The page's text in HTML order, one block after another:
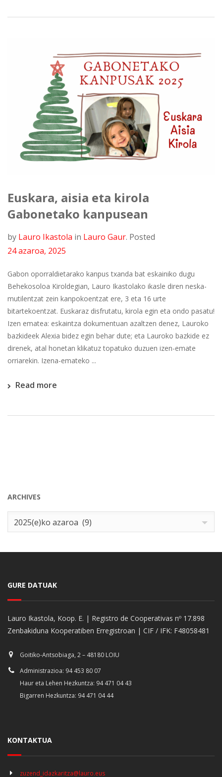
Euskara, aisia eta kirola
Gabonetako kanpusean
by Lauro Ikastola in Lauro Gaur. Posted
24 azaroa, 2025
Gabon oporraldietarako kanpus txanda bat eskainiko dugu
Behekosoloa Kiroldegian, Lauro Ikastolako ikasle diren neska-
mutilentzat zein kanpokoentzat ere, 3 eta 16 urte
bitartekoentzat. Euskaraz disfrutatu, kirola egin eta ondo pasatu!
Izen ematea: eskaintza dokumentuan azaltzen denez, Lauroko
bazkideek Alexia bidez egin behar dute; eta Lauroko bazkide ez
direnek, atal honetan klikatuz topatuko duzuen izen-emate
orriarekin. Izena-emateko ...
Read more
ARCHIVES
Archives
2025(e)ko azaroa (9)
GURE DATUAK
Lauro Ikastola, Koop. E. | Registro de Cooperativas nº 17.898
Zenbakiduna Kooperatiben Erregistroan | CIF / IFK: F48058481
Goitiko-Antsobiaga, 2 – 48180 LOIU
Administrazioa: 94 453 80 07
Haur eta Lehen Hezkuntza: 94 471 04 43
Bigarren Hezkuntza: 94 471 04 44
KONTAKTUA
zuzend_idazkaritza@lauro.eus